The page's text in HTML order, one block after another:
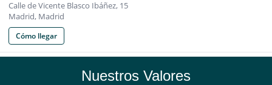
Nuestros Valores